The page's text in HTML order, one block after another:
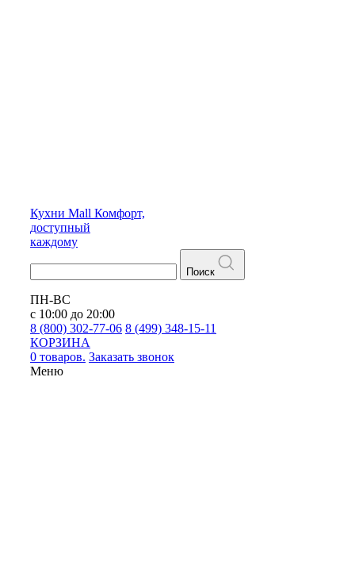
Кухни Mall Комфорт,
доступный
каждому
Поиск
ПН-ВС
с 10:00 до 20:00
8 (800) 302-77-06 8 (499) 348-15-11
КОРЗИНА
0 товаров. Заказать звонок
Меню